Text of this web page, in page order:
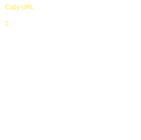
Copy URL